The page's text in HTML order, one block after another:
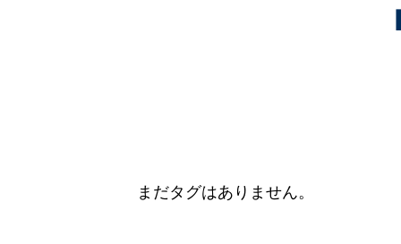
まだタグはありません。